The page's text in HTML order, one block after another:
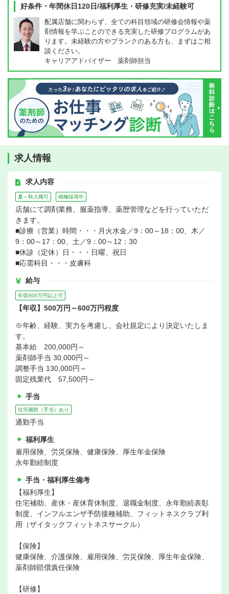
好条件・年間休日120日/福利厚生・研修充実/未経験可
配属店舗に関わらず、全ての科目領域の研修会情報や薬
剤情報を学ぶことのできる充実した研修プログラムがあ
ります。未経験の方やブランクのある方も、まずはご相
談ください。
キャリアアドバイザー 薬剤師担当
求人情報
求人内容
夏～秋入職可 積極採用中
店舗にて調剤業務、服薬指導、薬歴管理などを行っていただ
きます。
■診療（営業）時間・・・月火水金／9：00～18：00、木／
9：00～17：00、土／9：00～12：30
■休診（定休）日・・・日曜、祝日
■応需科目・・・皮膚科
給与
年収600万円以上可
【年収】500万円～600万円程度
※年齢、経験、実力を考慮し、会社規定により決定いたしま
す。
基本給 200,000円～
薬剤師手当 30,000円～
調整手当 130,000円～
固定残業代 57,500円～
手当
住宅補助（手当）あり
通勤手当
福利厚生
雇用保険、労災保険、健康保険、厚生年金保険
永年勤続制度
手当・福利厚生備考
【福利厚生】
住宅補助、産休・産休育休制度、退職金制度、永年勤続表彰
制度、インフルエンザ予防接種補助、フィットネスクラブ利
用（ザイタックフィットネスサークル）
【保険】
健康保険、介護保険、雇用保険、労災保険、厚生年金保険、
薬剤師賠償責任保険
【研修】